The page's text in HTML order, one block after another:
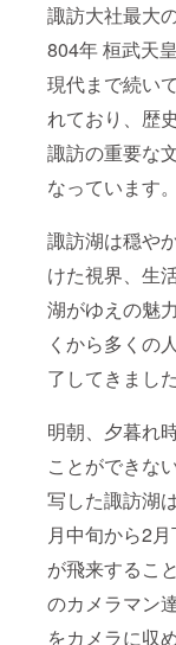
諏訪大社最大
804年 桓武天
現代まで続い
れており、歴
諏訪の重要な
なっています。
諏訪湖は穏や
けた視界、生
湖がゆえの魅
くから多くの
了してきました
明朝、夕暮れ
ことができな
写した諏訪湖
月中旬から2
が飛来するこ
のカメラマン
をカメラに収